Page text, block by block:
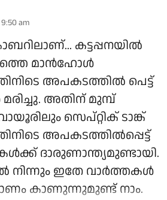
am
കട്ടപ്പനയിൽ
മാൻഹോൾ
അപകടത്തിൽ പെട്ട്
അതിന് മുമ്പ്
സെപ്റ്റിക് ടാങ്ക്
അപകടത്തിൽപ്പെട്ട്
ദാരുണാന്ത്യമുണ്ടായി.
നിന്നും ഇതേ വാർത്തകൾ
കാണുന്നുമുണ്ട് നാം.